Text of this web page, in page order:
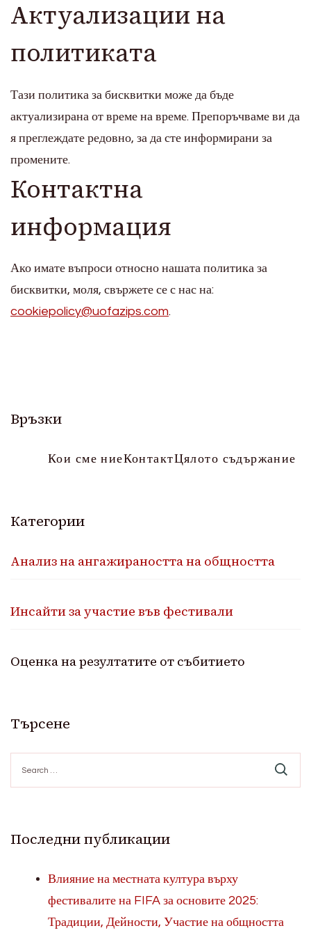
Актуализации на
политиката
Тази политика за бисквитки може да бъде
актуализирана от време на време. Препоръчваме ви да
я преглеждате редовно, за да сте информирани за
промените.
Контактна
информация
Ако имате въпроси относно нашата политика за
бисквитки, моля, свържете се с нас на:
cookiepolicy@uofazips.com.
Връзки
Кои сме ниеКонтактЦялото съдържание
Категории
Анализ на ангажираността на общността
Инсайти за участие във фестивали
Оценка на резултатите от събитието
Търсене
for:
Последни публикации
Влияние на местната култура върху
фестивалите на FIFA за основите 2025:
Традиции, Дейности, Участие на общността